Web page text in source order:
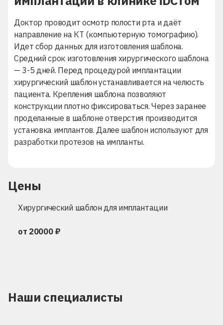
Доктор проводит осмотр полости рта и даёт
направление на КТ (компьютерную томографию).
Идет сбор данных для изготовления шаблона.
Средний срок изготовления хирургического шаблона
— 3-5 дней. Перед процедурой имплантации
хирургический шаблон устанавливается на челюсть
пациента. Крепления шаблона позволяют
конструкции плотно фиксироваться. Через заранее
проделанные в шаблоне отверстия производится
установка имплантов. Далее шаблон используют для
разработки протезов на импланты.
Цены
Хирургический шаблон для имплантации
от 20000 ₽
Наши специалисты